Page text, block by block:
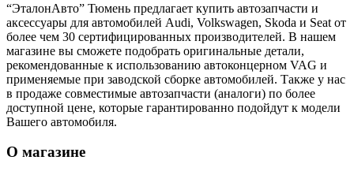
“ЭталонАвто” Тюмень предлагает купить автозапчасти и
аксессуары для автомобилей Audi, Volkswagen, Skoda и Seat от
более чем 30 сертифицированных производителей. В нашем
магазине вы сможете подобрать оригинальные детали,
рекомендованные к использованию автоконцерном VAG и
применяемые при заводской сборке автомобилей. Также у нас
в продаже совместимые автозапчасти (аналоги) по более
доступной цене, которые гарантированно подойдут к модели
Вашего автомобиля.
О магазине